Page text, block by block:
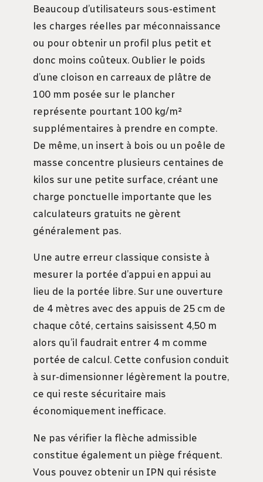
Beaucoup d’utilisateurs sous-estiment
les charges réelles par méconnaissance
ou pour obtenir un profil plus petit et
donc moins coûteux. Oublier le poids
d’une cloison en carreaux de plâtre de
100 mm posée sur le plancher
représente pourtant 100 kg/m²
supplémentaires à prendre en compte.
De même, un insert à bois ou un poêle de
masse concentre plusieurs centaines de
kilos sur une petite surface, créant une
charge ponctuelle importante que les
calculateurs gratuits ne gèrent
généralement pas.
Une autre erreur classique consiste à
mesurer la portée d’appui en appui au
lieu de la portée libre. Sur une ouverture
de 4 mètres avec des appuis de 25 cm de
chaque côté, certains saisissent 4,50 m
alors qu’il faudrait entrer 4 m comme
portée de calcul. Cette confusion conduit
à sur-dimensionner légèrement la poutre,
ce qui reste sécuritaire mais
économiquement inefficace.
Ne pas vérifier la flèche admissible
constitue également un piège fréquent.
Vous pouvez obtenir un IPN qui résiste